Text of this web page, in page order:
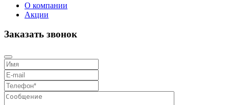
О компании
Акции
Заказать звонок